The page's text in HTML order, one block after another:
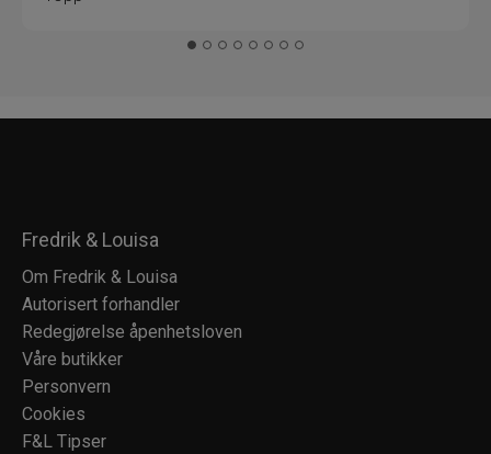
Fredrik & Louisa
Om Fredrik & Louisa
Autorisert forhandler
Redegjørelse åpenhetsloven
Våre butikker
Personvern
Cookies
F&L Tipser